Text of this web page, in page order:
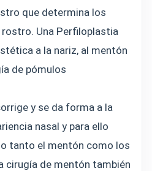
que determina los
Una Perfiloplastia
a la nariz, al mentón
de pómulos
y se da forma a la
nasal y para ello
tanto el mentón como los
cirugía de mentón también